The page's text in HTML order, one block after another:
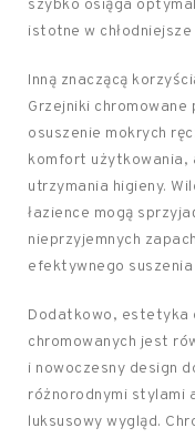
szybko osiąga
istotne w chłodniejsze
Inną znaczącą
Grzejniki chromowane
osuszenie mokrych
komfort użytkowania,
utrzymania higieny.
łazience mogą
nieprzyjemnych
efektywnego
Dodatkowo, estetyka
chromowanych jest
i nowoczesny design
różnorodnymi stylami
luksusowy wygląd.